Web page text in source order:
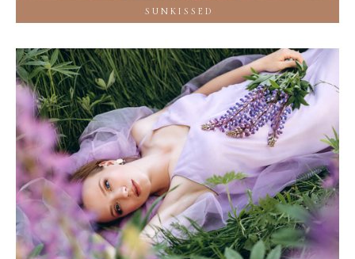
S U N K I S S E D